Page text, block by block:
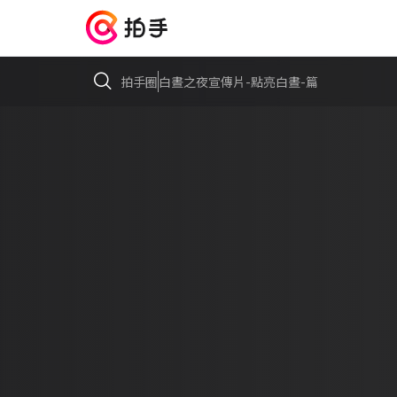
拍手圈白晝之夜宣傳片-點亮白晝-篇